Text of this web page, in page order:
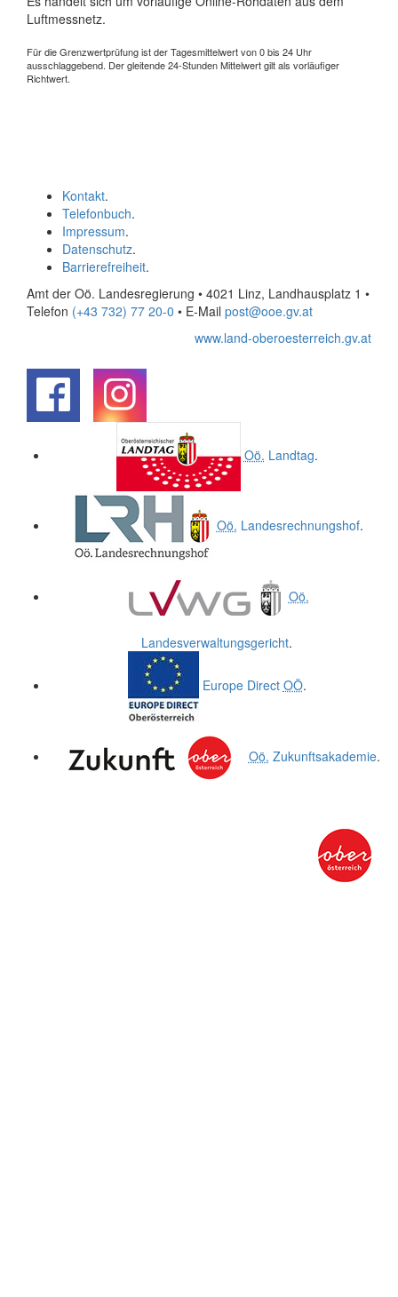
Luftmessnetz.
Für die Grenzwertprüfung ist der Tagesmittelwert von 0 bis 24 Uhr
ausschlaggebend. Der gleitende 24-Stunden Mittelwert gilt als vorläufiger
Richtwert.
Kontakt.
Telefonbuch.
Impressum.
Datenschutz.
Barrierefreiheit.
Amt der Oö. Landesregierung • 4021 Linz, Landhausplatz 1 •
Telefon (+43 732) 77 20-0 • E-Mail post@ooe.gv.at
www.land-oberoesterreich.gv.at
Oö. Landtag.
Oö. Landesrechnungshof.
Oö.
Landesverwaltungsgericht.
Europe Direct OÖ.
Oö. Zukunftsakademie.